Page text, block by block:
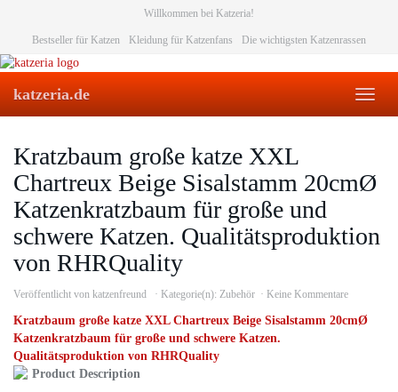
content
Willkommen bei Katzeria!
Bestseller für Katzen Kleidung für Katzenfans Die wichtigsten Katzenrassen
Toggle
katzeria.de
Kratzbaum große katze XXL
Chartreux Beige Sisalstamm 20cmØ
Katzenkratzbaum für große und
schwere Katzen. Qualitätsproduktion
von RHRQuality
Veröffentlicht von katzenfreund Kategorie(n): Zubehör Keine Kommentare
Kratzbaum große katze XXL Chartreux Beige Sisalstamm 20cmØ
Katzenkratzbaum für große und schwere Katzen.
Qualitätsproduktion von RHRQuality
Product Description